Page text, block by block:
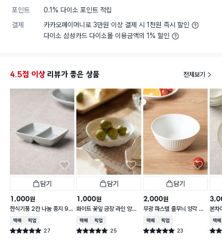
포인트
0.1% 다이소 포인트 적립
결제
카카오페이머니로 3만원 이상 결제 시 1천원 즉시 할인
다이소 삼성카드 다이소몰 이용금액의 1% 할인
4.5점 이상 리뷰가 좋은 상품 전체보기
담기
1,000원
한식기풍 2칸 나눔 종지 9 c
m
택배배송매장픽업
별점 5.0점 27
건 작성
담기
1,000원
화이트 꽃잎 금장 라인 양각
종지 10 cm
택배배송매장픽업
별점 5.0점 25
건 작성
담기
2,000원
무광 파스텔 줄무늬 양각 대
접 13 cm
택배배송매장픽업
별점 5.0점 23
건 작성
본차
접
택배
별점